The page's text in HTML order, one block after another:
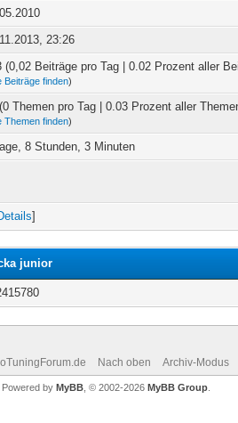
23:26
(0,02 Beiträge pro Tag | 0.02 Prozent aller
Beiträge finden)
Themen pro Tag | 0.03 Prozent aller
Themen finden)
8 Stunden, 3 Minuten
]
junior
Nach oben Archiv-Modus
, Powered by MyBB , © 2002-2026 MyBB Group